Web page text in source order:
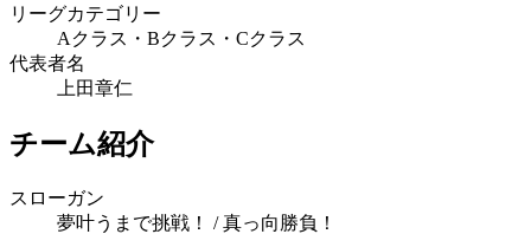
リーグカテゴリー
Aクラス・Bクラス・Cクラス
代表者名
上田章仁
チーム紹介
スローガン
夢叶うまで挑戦！ / 真っ向勝負！